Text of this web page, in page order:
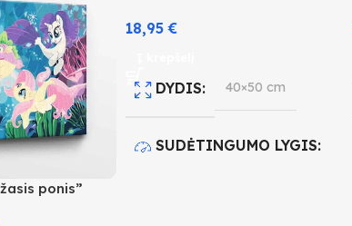
ponis”
18,95€
DYDIS 40×50 cm
SUDĖTINGUMO LYGIS